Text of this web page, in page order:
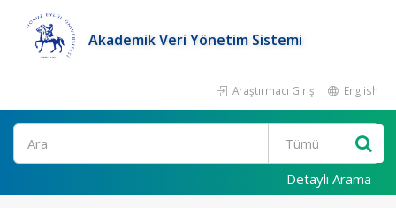
Akademik Veri Yönetim Sistemi
Araştırmacı Girişi English
Ara
Detaylı Arama